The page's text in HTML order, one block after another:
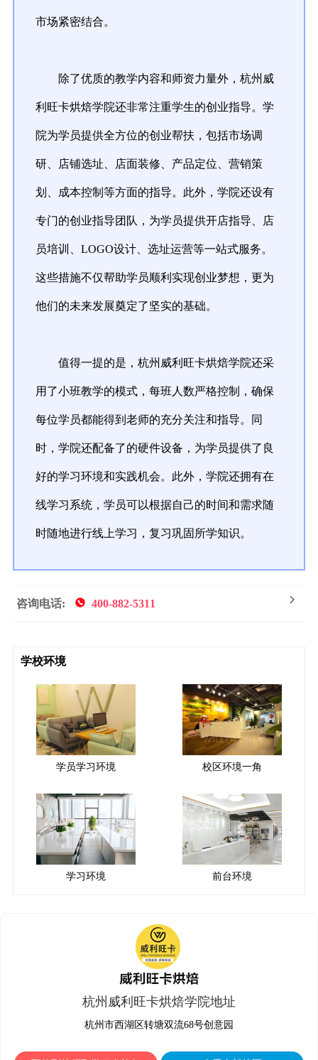
市场紧密结合。
除了优质的教学内容和师资力量外，杭州威
利旺卡烘焙学院还非常注重学生的创业指导。学
院为学员提供全方位的创业帮扶，包括市场调
研、店铺选址、店面装修、产品定位、营销策
划、成本控制等方面的指导。此外，学院还设有
专门的创业指导团队，为学员提供开店指导、店
员培训、LOGO设计、选址运营等一站式服务。
这些措施不仅帮助学员顺利实现创业梦想，更为
他们的未来发展奠定了坚实的基础。
值得一提的是，杭州威利旺卡烘焙学院还采
用了小班教学的模式，每班人数严格控制，确保
每位学员都能得到老师的充分关注和指导。同
时，学院还配备了的硬件设备，为学员提供了良
好的学习环境和实践机会。此外，学院还拥有在
线学习系统，学员可以根据自己的时间和需求随
时随地进行线上学习，复习巩固所学知识。
咨询电话: 400-882-5311
学校环境
学员学习环境 校区环境一角
学习环境 前台环境
杭州威利旺卡烘焙学院地址
杭州市西湖区转塘双流68号创意园